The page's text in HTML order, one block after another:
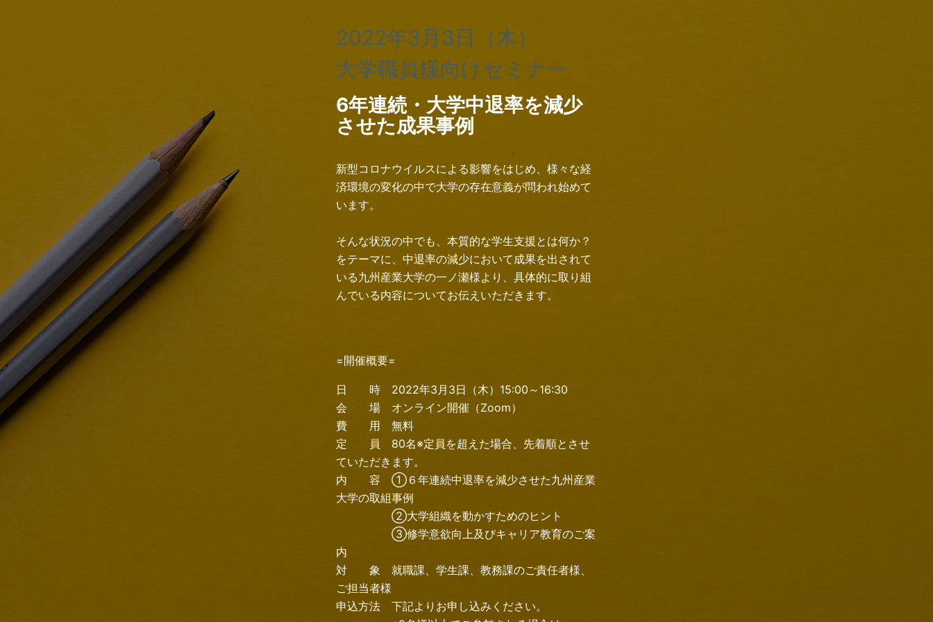
2022年3月3日（木）
大学職員様向けセミナー
6年連続・大学中退率を減少
させた成果事例
新型コロナウイルスによる影響をはじめ、様々な経
済環境の変化の中で大学の存在意義が問われ始めて
います。
そんな状況の中でも、本質的な学生支援とは何か？
をテーマに、中退率の減少において成果を出されて
いる九州産業大学の一ノ瀬様より、具体的に取り組
んでいる内容についてお伝えいただきます。
=開催概要=
日 時 2022年3月3日（木）15:00～16:30
会 場 オンライン開催（Zoom）
費 用 無料
定 員 80名※定員を超えた場合、先着順とさせ
ていただきます。
内 容 ①６年連続中退率を減少させた九州産業
大学の取組事例
②大学組織を動かすためのヒント
③修学意欲向上及びキャリア教育のご案
内
対 象 就職課、学生課、教務課のご責任者様、
ご担当者様
申込方法 下記よりお申し込みください。